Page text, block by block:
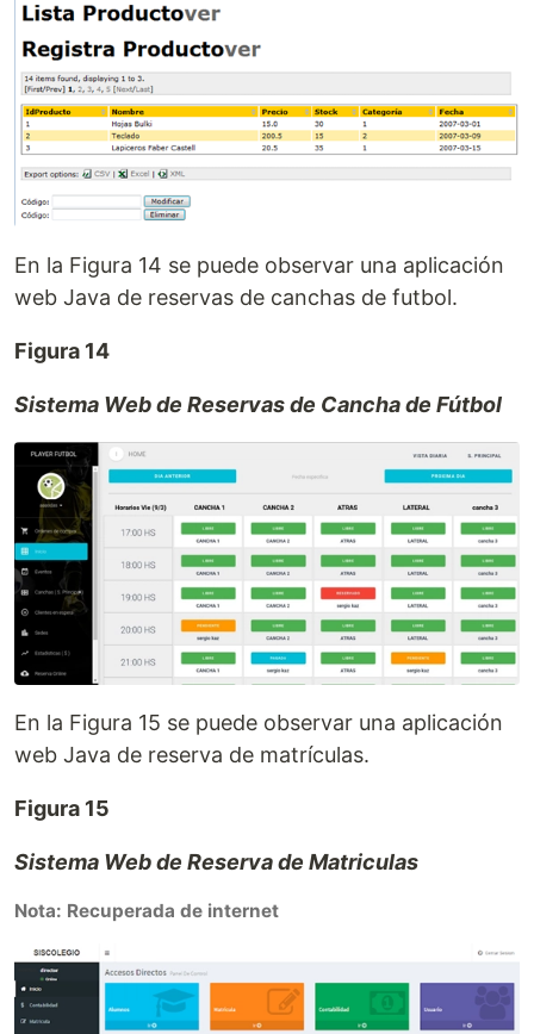
En la Figura 14 se puede observar una aplicación
web Java de reservas de canchas de futbol.
Figura 14
Sistema Web de Reservas de Cancha de Fútbol
En la Figura 15 se puede observar una aplicación
web Java de reserva de matrículas.
Figura 15
Sistema Web de Reserva de Matriculas
Nota: Recuperada de internet